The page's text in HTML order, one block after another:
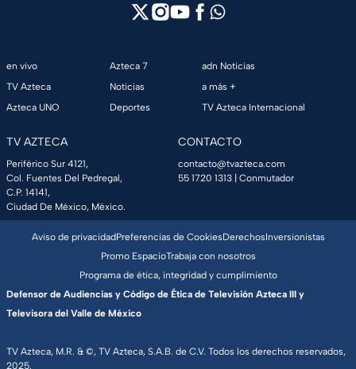
en vivo
TV Azteca
Azteca UNO
Azteca 7
Noticias
Deportes
adn Noticias
a más +
TV Azteca Internacional
TV AZTECA
Periférico Sur 4121,
Col. Fuentes Del Pedregal,
C.P. 14141,
Ciudad De México, México.
CONTACTO
contacto@tvazteca.com
55 1720 1313 | Conmutador
TV Azteca, M.R. & ©, TV Azteca, S.A.B. de C.V. Todos los derechos reservados,
2025.
Aviso de privacidadPreferencias de CookiesDerechosInversionistas
Promo EspacioTrabaja con nosotros
Programa de ética, integridad y cumplimiento
Defensor de Audiencias y Código de Ética de Televisión Azteca III y
Televisora del Valle de México